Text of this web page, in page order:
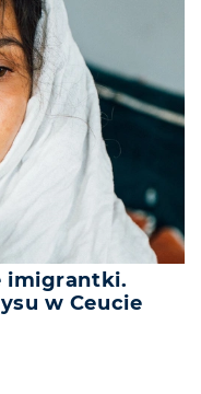
imigrantki.
w Ceucie